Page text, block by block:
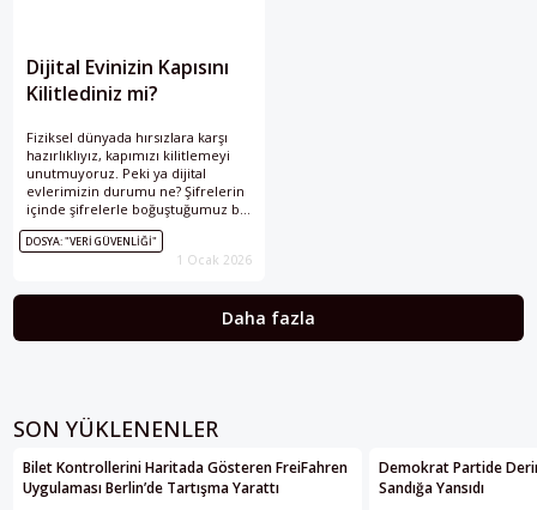
Dijital Evinizin Kapısını
Kilitlediniz mi?
Fiziksel dünyada hırsızlara karşı
hazırlıklıyız, kapımızı kilitlemeyi
unutmuyoruz. Peki ya dijital
evlerimizin durumu ne? Şifrelerin
içinde şifrelerle boğuştuğumuz bu
çağda, ihtiyacımız olan tam
kapsamlı veri güvenliği aslında çok
uzağımızda değil. Hatta çözüm,
DOSYA: "VERI GÜVENLIĞI"
1 Ocak 2026
Daha fazla
SON YÜKLENENLER
Bilet Kontrollerini Haritada Gösteren FreiFahren
Uygulaması Berlin’de Tartışma Yarattı
Demokrat Partide
Sandığa Yansıdı